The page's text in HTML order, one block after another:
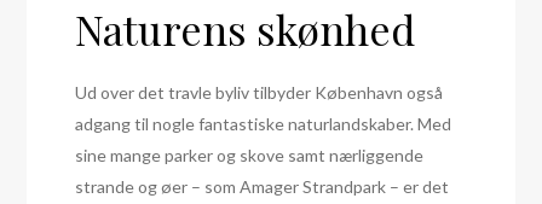
Naturens skønhed
Ud over det travle byliv tilbyder København også
adgang til nogle fantastiske naturlandskaber. Med
sine mange parker og skove samt nærliggende
strande og øer – som Amager Strandpark – er det